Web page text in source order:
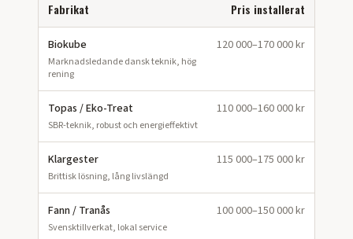
Fabrikat Pris installerat
Biokube
Marknadsledande dansk teknik, hög
rening
120 000–170 000 kr
Topas / Eko-Treat
SBR-teknik, robust och energieffektivt
110 000–160 000 kr
Klargester
Brittisk lösning, lång livslängd
115 000–175 000 kr
Fann / Tranås
Svensktillverkat, lokal service
100 000–150 000 kr